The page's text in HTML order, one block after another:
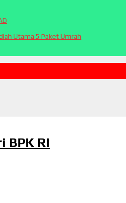
Utama 5 Paket Umrah
BPK RI